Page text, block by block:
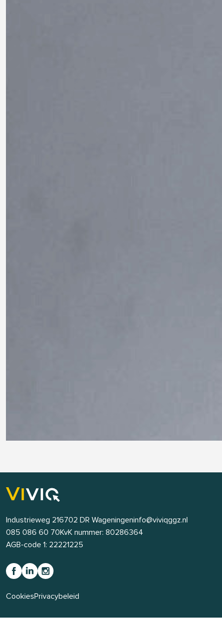
Industrieweg 216702 DR Wageningeninfo@viviqggz.nl
085 086 60 70KvK nummer: 80286364
AGB-code 1: 22221225
CookiesPrivacybeleid